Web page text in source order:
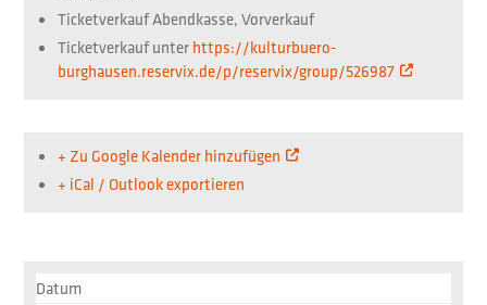
TicketverkaufAbendkasse, Vorverkauf
Ticketverkauf unterhttps://kulturbuero-
burghausen.reservix.de/p/reservix/group/526987
+ Zu Google Kalender hinzufügen
+ iCal / Outlook exportieren
Datum